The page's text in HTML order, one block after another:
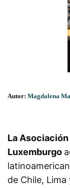
Autor: Magdalena
La
Luxemburgo
de Chile,